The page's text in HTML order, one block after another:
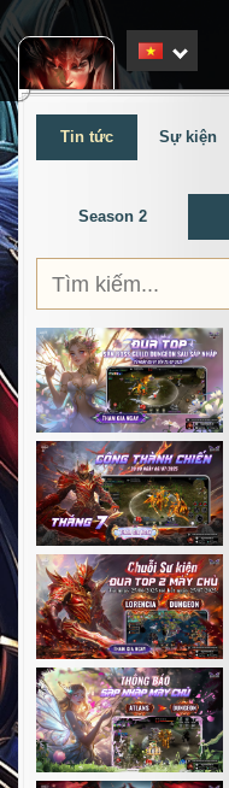
a
Tin tức Sự kiện
Season 2